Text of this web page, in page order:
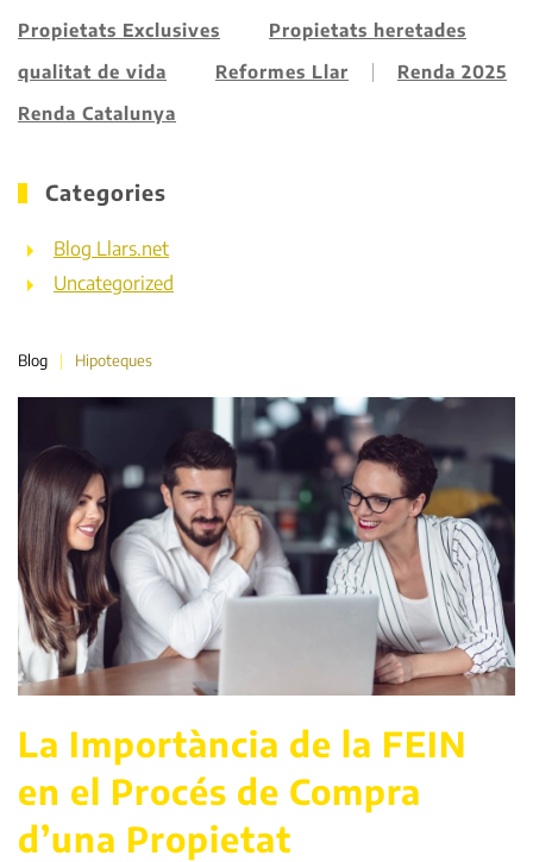
Propietats Exclusives
Propietats heretades
qualitat de vida
Reformes Llar
Renda 2025
Renda Catalunya
Categories
Blog Llars.net
Uncategorized
Blog Hipoteques
La Importància de la FEIN
en el Procés de Compra
d’una Propietat